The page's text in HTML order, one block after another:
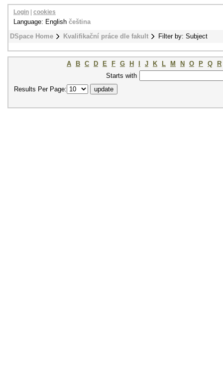
DSpace Home Kvalifikační práce dle fakult Filter by: Subject
Login cookies
Language: English čeština
A B C D E F G H J K L M N O P Q
R
Starts with
Results Per Page: